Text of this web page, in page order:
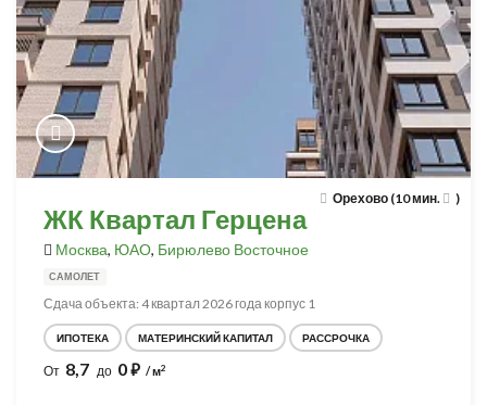
Орехово (10 мин. )
ЖК Квартал Герцена
Москва, ЮАО, Бирюлево Восточное
САМОЛЕТ
Сдача объекта: 4 квартал 2026 года корпус 1
ИПОТЕКА МАТЕРИНСКИЙ КАПИТАЛ РАССРОЧКА
От 8,7 до 0⃏ / м2